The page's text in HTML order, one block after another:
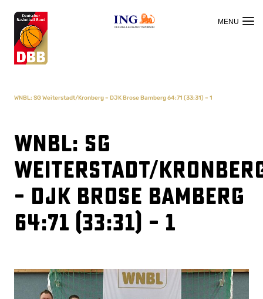
OFFIZIELLER HAUPTSPONSOR
WNBL: SG Weiterstadt/Kronberg – DJK Brose Bamberg 64:71 (33:31) – 1
WNBL: SG
Weiterstadt/
– DJK Brose Bamberg
64:71 (33:31) – 1